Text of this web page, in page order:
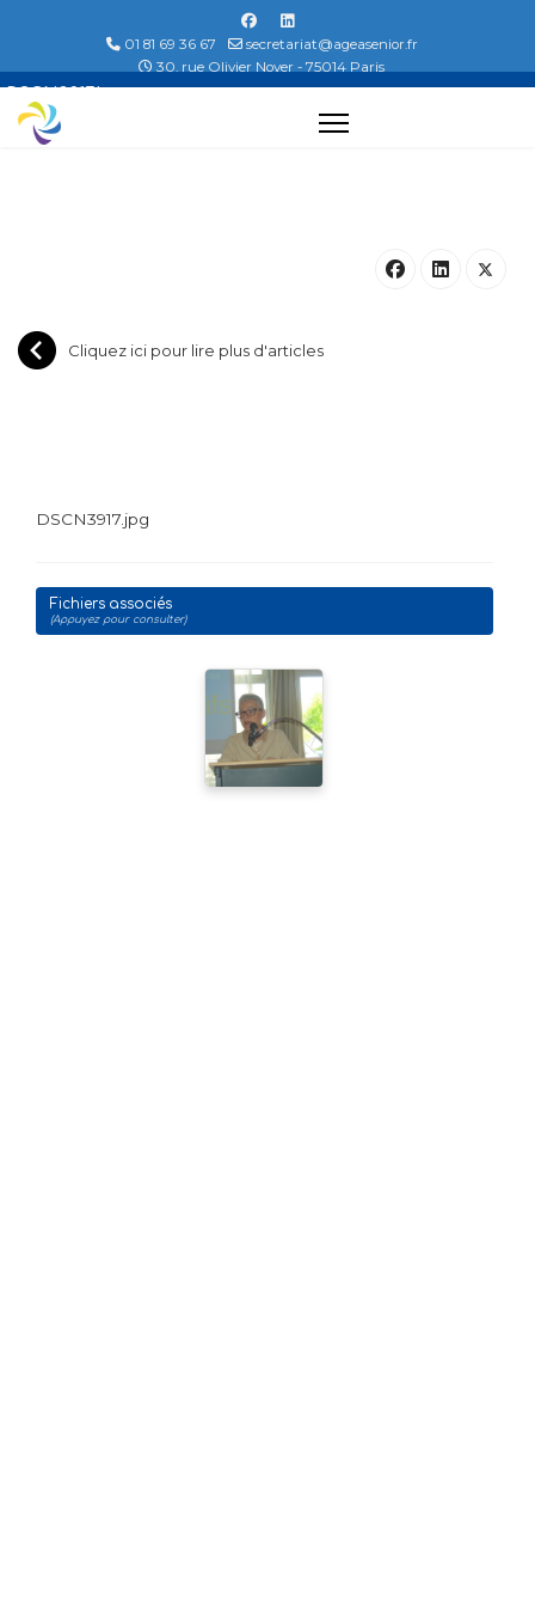
01 81 69 36 67
secretariat@ageasenior.fr
30, rue Olivier Noyer - 75014 Paris
Cliquez ici pour lire plus d'articles
DSCN3917.jpg...
DSCN3917.jpg
Fichiers associés
(Appuyez pour consulter)